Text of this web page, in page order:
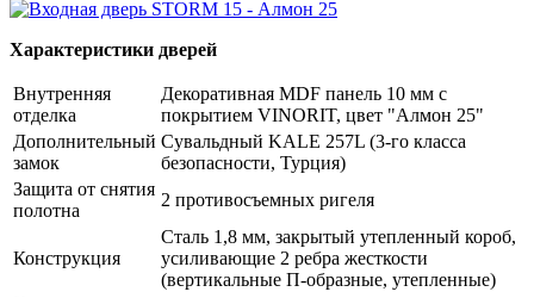
Характеристики дверей
Внутренняя
отделка
Декоративная MDF панель 10 мм с
покрытием VINORIT, цвет "Алмон 25"
Дополнительный
замок
Сувальдный KALE 257L (3-го класса
безопасности, Турция)
Защита от снятия
полотна
2 противосъемных ригеля
Конструкция
Сталь 1,8 мм, закрытый утепленный короб,
усиливающие 2 ребра жесткости
(вертикальные П-образные, утепленные)